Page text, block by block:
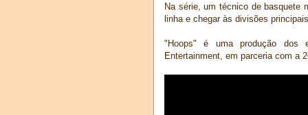
Na série, um técnico de basquete
linha e chegar às divisões principais.
"Hoops" é uma produção dos
Entertainment, em parceria com a